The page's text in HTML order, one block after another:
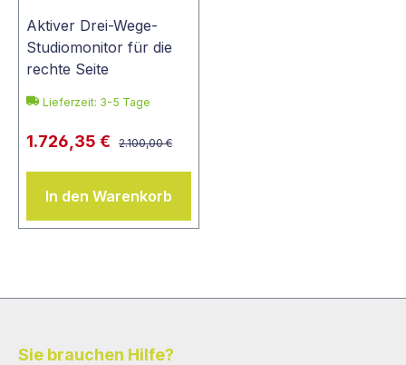
Aktiver Drei-Wege-
Studiomonitor für die
rechte Seite
Lieferzeit: 3-5 Tage
1.726,35 € 2.100,00 €
In den Warenkorb
Sie brauchen Hilfe?